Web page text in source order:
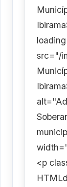
src="/
<p